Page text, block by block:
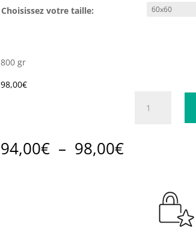
Choisissez votre taille:
800 gr
98,00€
94,00€ – 98,00€Plage
de
94,00€
98,00€